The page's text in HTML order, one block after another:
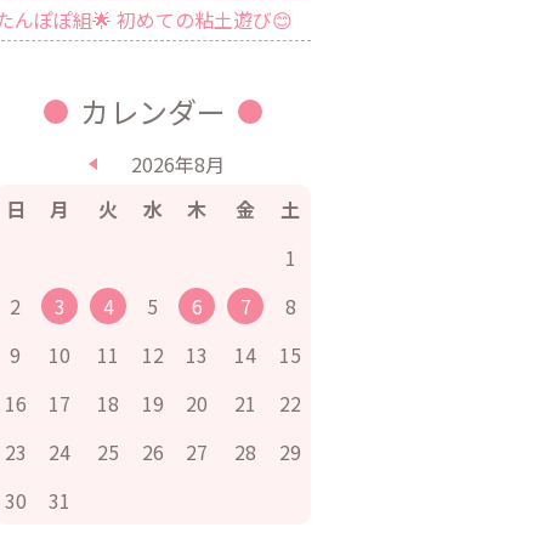
んぽぽ組🌟 初めての粘土遊び😊
カレンダー
2026年8月
日
月 火 水 木 金
土
1
2
3 4 5 6 7
8
9
10 11 12 13 14
15
16
17 18 19 20 21
22
23
24 25 26 27 28
29
30
31